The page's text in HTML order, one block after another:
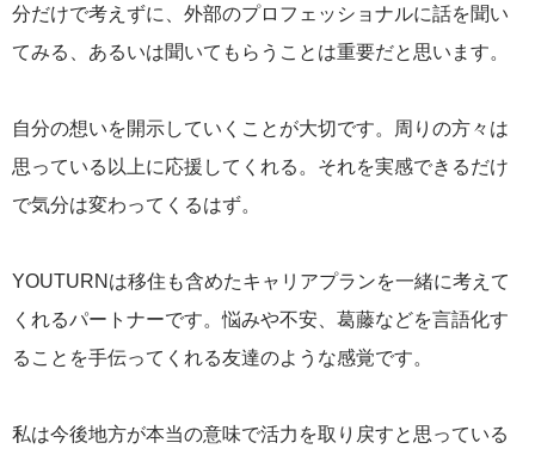
分だけで考えずに、外部のプロフェッショナルに話を聞い
てみる、あるいは聞いてもらうことは重要だと思います。
自分の想いを開示していくことが大切です。周りの方々は
思っている以上に応援してくれる。それを実感できるだけ
で気分は変わってくるはず。
YOUTURNは移住も含めたキャリアプランを一緒に考えて
くれるパートナーです。悩みや不安、葛藤などを言語化す
ることを手伝ってくれる友達のような感覚です。
私は今後地方が本当の意味で活力を取り戻すと思っている